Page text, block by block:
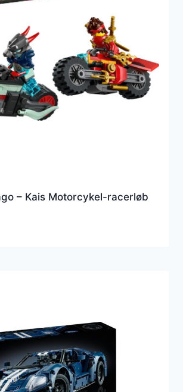
– Kais Motorcykel-racerløb